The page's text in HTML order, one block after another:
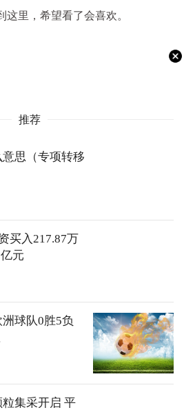
这里，希望看了会喜欢。
推荐
思（专项转移
买入217.87万
元
球队0胜5负
集采开启 平